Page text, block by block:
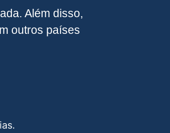
Além disso,
outros países